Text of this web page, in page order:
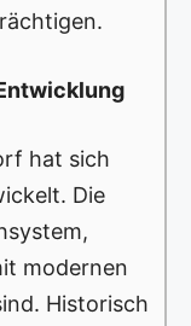
hat sich
Die
modernen
Historisch